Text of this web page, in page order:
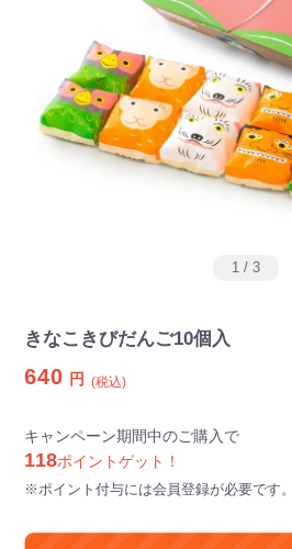
1 / 3
きなこきびだんご10個入
640 円 (税込)
キャンペーン期間中のご購入で
118ポイントゲット！
※ポイント付与には会員登録が必要です。